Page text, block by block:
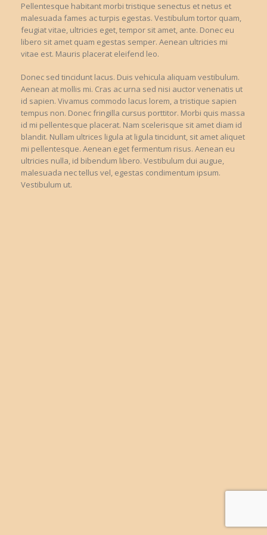
Pellentesque habitant morbi tristique senectus et netus et
malesuada fames ac turpis egestas. Vestibulum tortor quam,
feugiat vitae, ultricies eget, tempor sit amet, ante. Donec eu
libero sit amet quam egestas semper. Aenean ultricies mi
vitae est. Mauris placerat eleifend leo.
Donec sed tincidunt lacus. Duis vehicula aliquam vestibulum.
Aenean at mollis mi. Cras ac urna sed nisi auctor venenatis ut
id sapien. Vivamus commodo lacus lorem, a tristique sapien
tempus non. Donec fringilla cursus porttitor. Morbi quis massa
id mi pellentesque placerat. Nam scelerisque sit amet diam id
blandit. Nullam ultrices ligula at ligula tincidunt, sit amet aliquet
mi pellentesque. Aenean eget fermentum risus. Aenean eu
ultricies nulla, id bibendum libero. Vestibulum dui augue,
malesuada nec tellus vel, egestas condimentum ipsum.
Vestibulum ut.